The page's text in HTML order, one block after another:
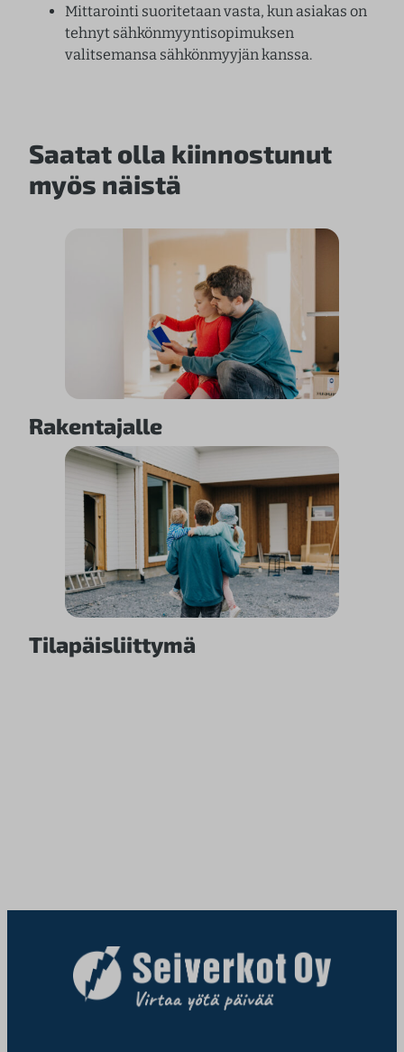
Mittarointi suoritetaan vasta, kun asiakas on
tehnyt sähkönmyyntisopimuksen
valitsemansa sähkönmyyjän kanssa.
Saatat olla kiinnostunut
myös näistä
Rakentajalle
Tilapäisliittymä